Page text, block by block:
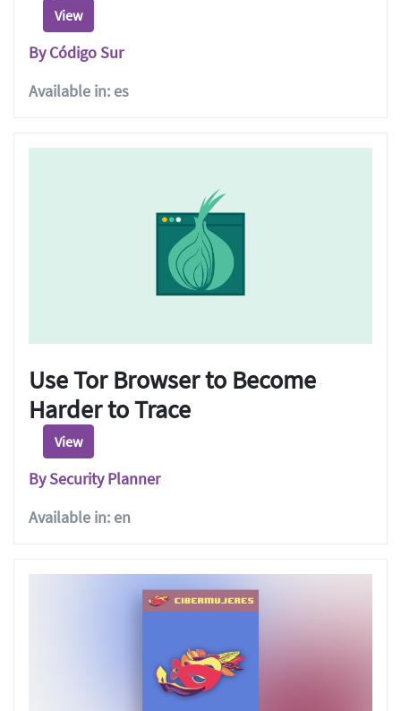
View
By Código Sur
Available in: es
Use Tor Browser to Become
Harder to Trace
View
By Security Planner
Available in: en